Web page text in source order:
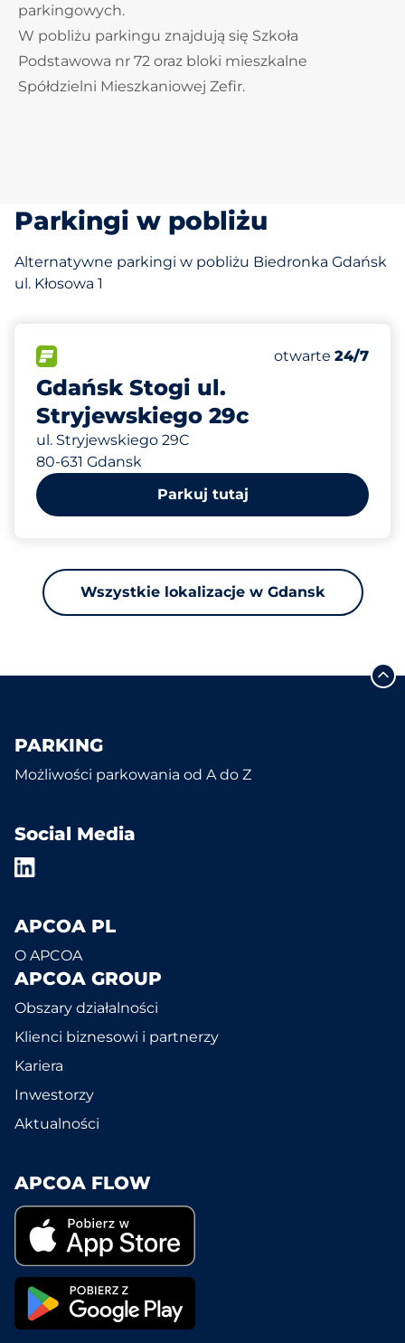
parkingowych.
W pobliżu parkingu znajdują się Szkoła
Podstawowa nr 72 oraz bloki mieszkalne
Spółdzielni Mieszkaniowej Zefir.
Parkingi w pobliżu
Alternatywne parkingi w pobliżu Biedronka Gdańsk
ul. Kłosowa 1
Gdańsk Stogi ul.
Stryjewskiego 29c
ul. Stryjewskiego 29C
80-631 Gdansk
Liczba miejsc
Całkowita
otwarte 24/7
274 m
Parkuj tutaj
Wszystkie lokalizacje w Gdansk
PARKING
Możliwości parkowania od A do Z
Social Media
APCOA PL
O APCOA
APCOA GROUP
Obszary działalności
Klienci biznesowi i partnerzy
Kariera
Inwestorzy
Aktualności
APCOA FLOW